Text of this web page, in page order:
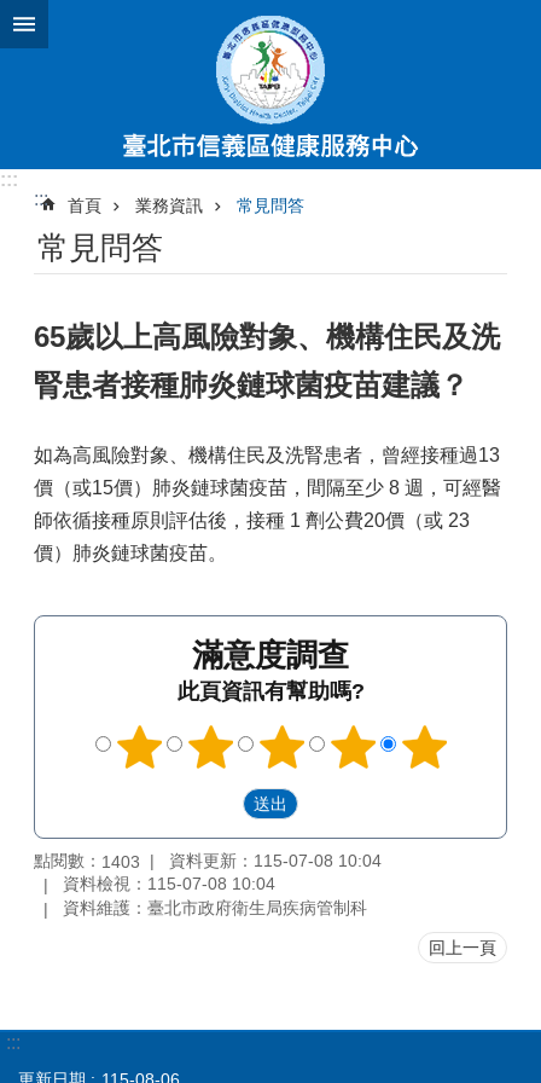
跳到主要內容區塊
:::
:::
首頁 業務資訊 常見問答
常見問答
65歲以上高風險對象、機構住民及洗
腎患者接種肺炎鏈球菌疫苗建議？
如為高風險對象、機構住民及洗腎患者，曾經接種過13
價（或15價）肺炎鏈球菌疫苗，間隔至少 8 週，可經醫
師依循接種原則評估後，接種 1 劑公費20價（或 23
價）肺炎鏈球菌疫苗。
滿意度調查
此頁資訊有幫助嗎?
點閱數： 1403
資料更新：115-07-08 10:04
資料檢視：115-07-08 10:04
資料維護：臺北市政府衛生局疾病管制科
回上一頁
:::